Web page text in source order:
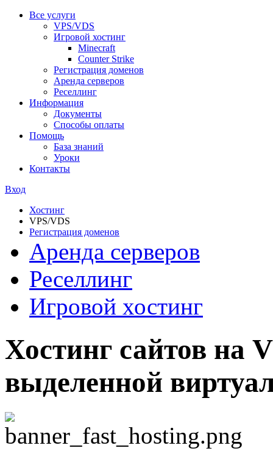
Все услуги
VPS/VDS
Игровой хостинг
Minecraft
Counter Strike
Регистрация доменов
Аренда серверов
Реселлинг
Информация
Документы
Способы оплаты
Помощь
База знаний
Уроки
Контакты
Вход
Хостинг
VPS/VDS
Регистрация доменов
Аренда серверов
Реселлинг
Игровой хостинг
Хостинг сайтов на
выделенной